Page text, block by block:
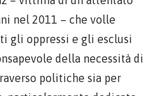
nel 2011 – che volle
gli oppressi e gli esclusi
della necessità di
politiche sia per